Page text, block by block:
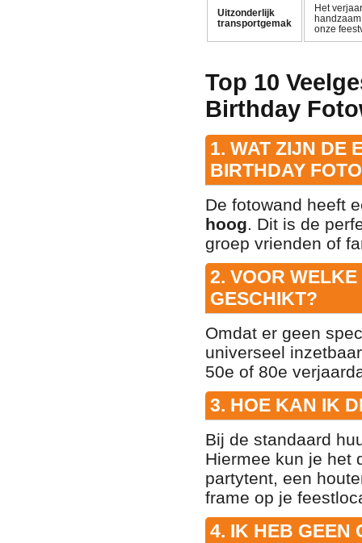
Uitzonderlijk
transportgemak
Het
onze
Top 10
Birthday
1. WAT ZIJN DE
BIRTHDAY
De fotowand heeft
hoog. Dit is de
groep vrienden of
2. VOOR
GESCHIKT?
Omdat er geen
universeel
50e of 80e
3. HOE KAN IK
Bij de standaard
Hiermee kun je het
partytent, een
frame op je
4. IK HEB GEEN